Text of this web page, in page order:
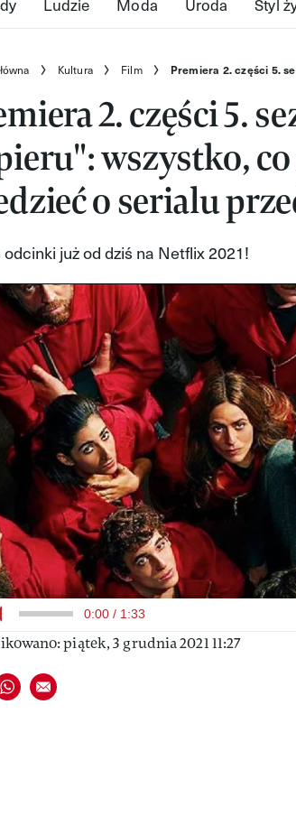
Kultura Film Premiera 2. części 5.
2. części 5.
wszystko,
o serialu
już od dziś na Netflix 2021!
0:00 / 1:33
piątek, 3 grudnia 2021 11:27
na facebookna whatsapp
E-mail do przyjaciela